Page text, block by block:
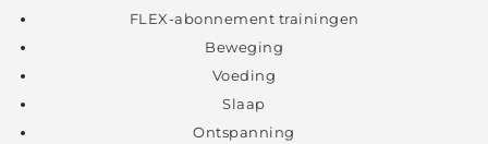
FLEX-abonnement trainingen
Beweging
Voeding
Slaap
Ontspanning